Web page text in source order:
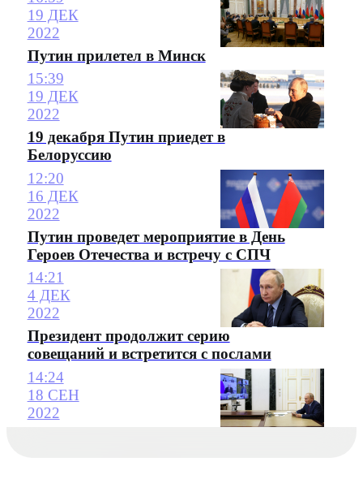
19 ДЕК
2022
Путин прилетел в Минск
15:39
19 ДЕК
2022
19 декабря Путин приедет в
Белоруссию
12:20
16 ДЕК
2022
Путин проведет мероприятие в День
Героев Отечества и встречу с СПЧ
14:21
4 ДЕК
2022
Президент продолжит серию
совещаний и встретится с послами
14:24
18 СЕН
2022